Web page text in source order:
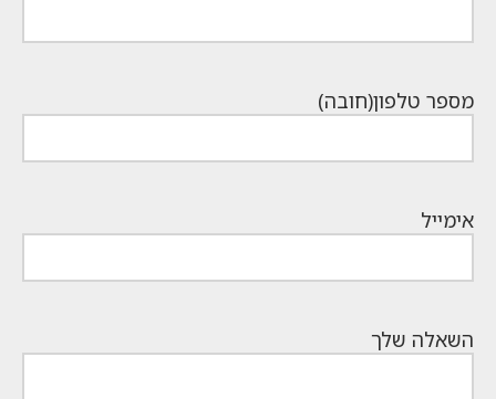
מספר טלפון(חובה)
אימייל
השאלה שלך